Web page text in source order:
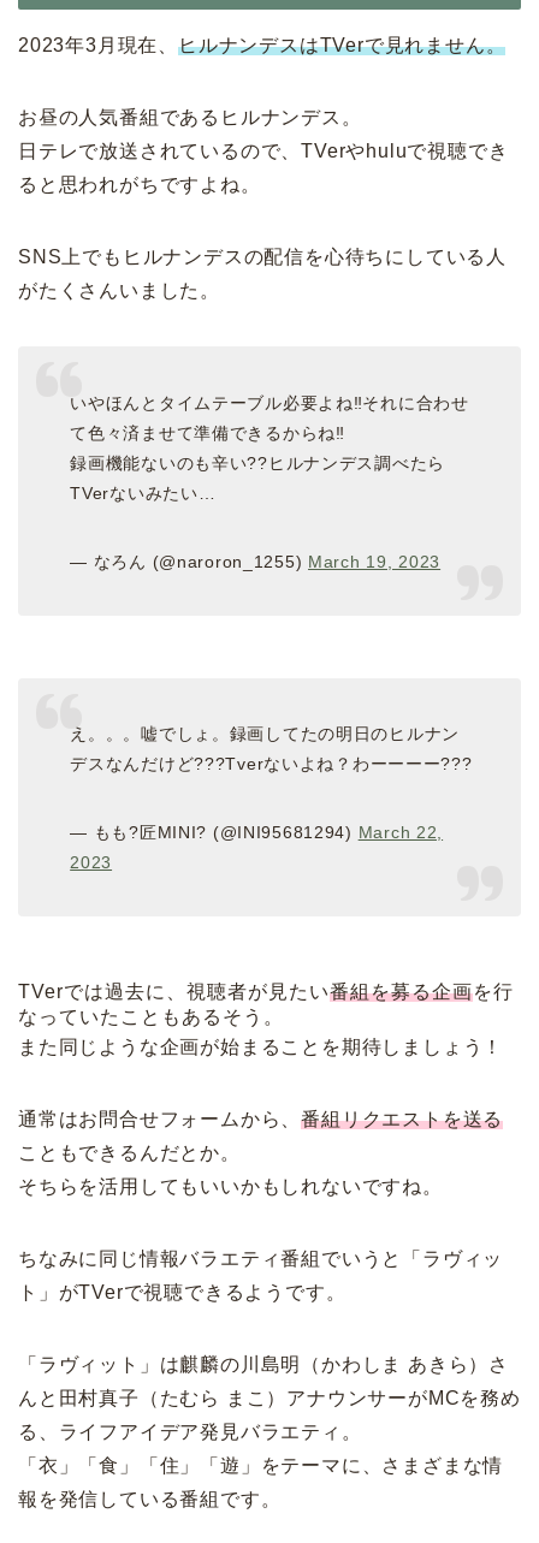
2023年3月現在、 ヒルナンデスはTVerで見れません。
お昼の人気番組であるヒルナンデス。
日テレで放送されているので、TVerやhuluで視聴でき
ると思われがちですよね。
SNS上でもヒルナンデスの配信を心待ちにしている人
がたくさんいました。
いやほんとタイムテーブル必要よね‼️それに合わせ
て色々済ませて準備できるからね‼️
録画機能ないのも辛い??ヒルナンデス調べたら
TVerないみたい…
— なろん (@naroron_1255) March 19, 2023
え。。。嘘でしょ。録画してたの明日のヒルナン
デスなんだけど???Tverないよね？わーーーー???
— もも?匠MINI? (@INI95681294) March 22,
2023
TVerでは過去に、視聴者が見たい番組を募る企画を行
なっていたこともあるそう。
また同じような企画が始まることを期待しましょう！
通常はお問合せフォームから、番組リクエストを送る
こともできるんだとか。
そちらを活用してもいいかもしれないですね。
ちなみに同じ情報バラエティ番組でいうと「ラヴィッ
ト」がTVerで視聴できるようです。
「ラヴィット」は麒麟の川島明（かわしま あきら）さ
んと田村真子（たむら まこ）アナウンサーがMCを務め
る、ライフアイデア発見バラエティ。
「衣」「食」「住」「遊」をテーマに、さまざまな情
報を発信している番組です。